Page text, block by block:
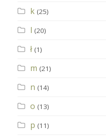
k (25)
l (20)
ł (1)
m (21)
n (14)
o (13)
p (11)